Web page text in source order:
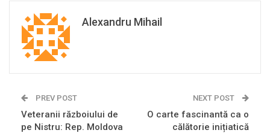
Alexandru Mihail
PREV POST
Veteranii războiului de
pe Nistru: Rep. Moldova
NEXT POST
O carte fascinantă ca o
călătorie inițiatică